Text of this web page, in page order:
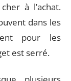
à l’achat.
dans les
pour les
est serré.